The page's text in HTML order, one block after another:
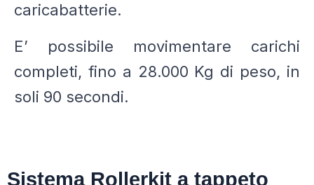
caricabatterie.
E’ possibile movimentare carichi
completi, fino a 28.000 Kg di peso, in
soli 90 secondi.
Sistema Rollerkit a tappeto